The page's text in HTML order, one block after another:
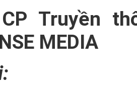
Truyền
MEDIA